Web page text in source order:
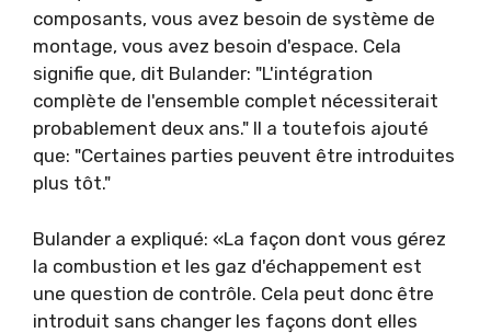
composants, vous avez besoin de système de
montage, vous avez besoin d'espace. Cela
signifie que, dit Bulander: "L'intégration
complète de l'ensemble complet nécessiterait
probablement deux ans." Il a toutefois ajouté
que: "Certaines parties peuvent être introduites
plus tôt."
Bulander a expliqué: «La façon dont vous gérez
la combustion et les gaz d'échappement est
une question de contrôle. Cela peut donc être
introduit sans changer les façons dont elles